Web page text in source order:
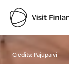
Visit
Credits: Pajuparvi